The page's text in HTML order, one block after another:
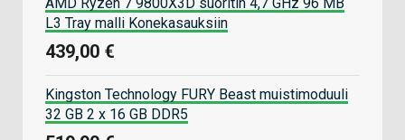
L3 Tray malli Konekasauksiin
439,00 €
Kingston Technology FURY Beast muistimoduuli
32 GB 2 x 16 GB DDR5